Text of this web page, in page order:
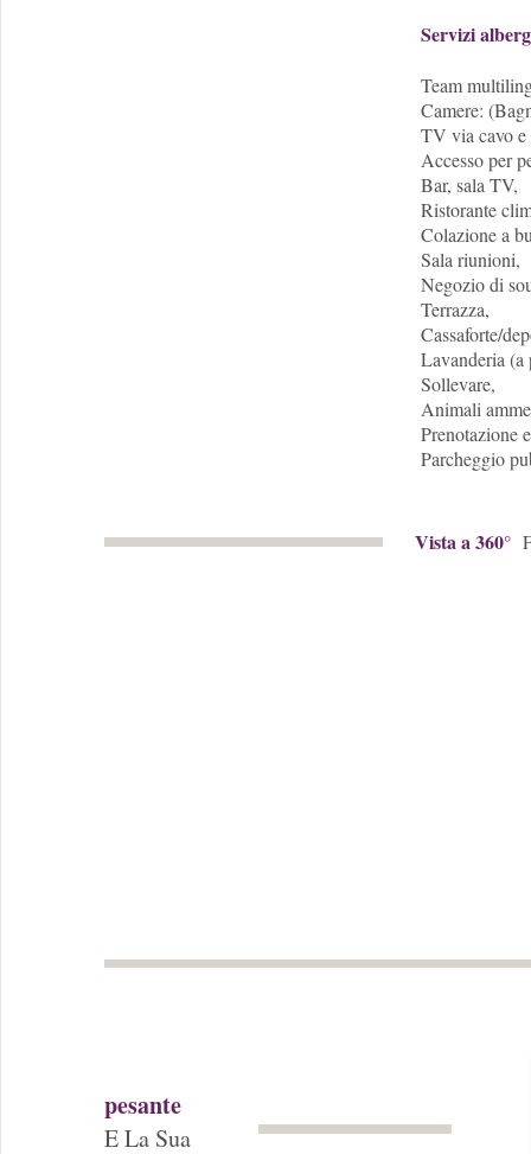
Servizi
Team
Camere:
TV via cavo
Accesso per
Bar, sala TV,
Ristorante
Colazione a
Sala riunioni,
Negozio di
Terrazza,
Cassaforte/
Lavanderia (a
Sollevare,
Animali
Prenotazione
Parcheggio
pesante
E La Sua
Vista a 360°